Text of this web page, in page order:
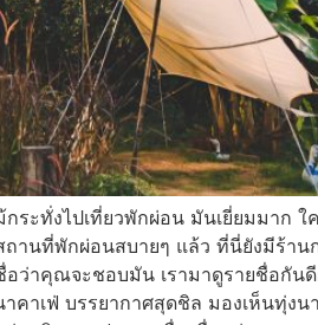
ทั่งไปเที่ยวพักผ่อน มันเยี่ยมมาก ใ
ถานที่พักผ่อนสบายๆ แล้ว ที่นี่ยังมีร้า
อว่าคุณจะชอบมัน เรามาดูรายชื่อกั
เฟ่ บรรยากาศสุดชิล มองเห็นทุ่งน